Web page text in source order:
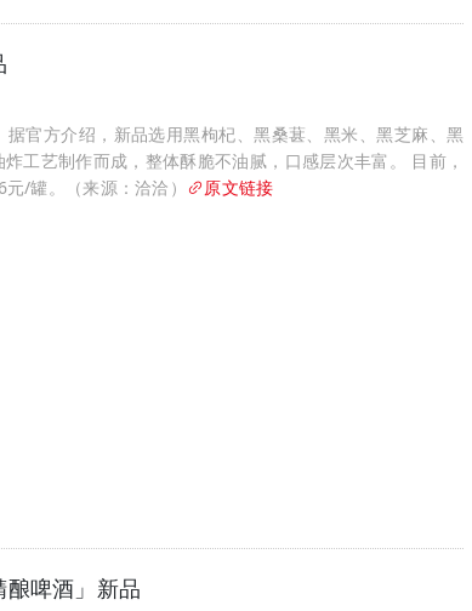
官方介绍，新品选用黑枸杞、黑桑葚、黑米、黑芝麻、黑
工艺制作而成，整体酥脆不油腻，口感层次丰富。 目前，
/罐。（来源：洽洽）
原文链接
啤酒」新品